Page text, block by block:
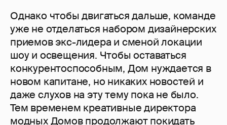
Однако чтобы двигаться дальше, команде
уже не отделаться набором дизайнерских
приемов экс-лидера и сменой локации
шоу и освещения. Чтобы оставаться
конкурентоспособным, Дом нуждается в
новом капитане, но никаких новостей и
даже слухов на эту тему пока не было.
Тем временем креативные директора
модных Домов продолжают покидать